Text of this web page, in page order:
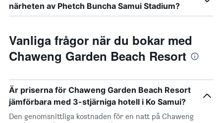
närheten av Phetch Buncha Samui Stadium?
Vanliga frågor när du bokar med
Chaweng Garden Beach Resort
Är priserna för Chaweng Garden Beach Resort
jämförbara med 3-stjärniga hotell i Ko Samui?
Den genomsnittliga kostnaden för en natt på Chaweng